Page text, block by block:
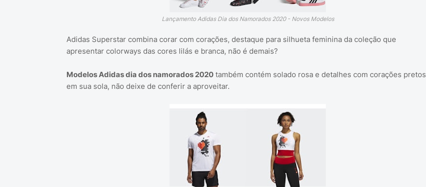
Lançamento Adidas Dia dos Namorados 2020 - Novos Modelos
Adidas Superstar combina corar com corações, destaque para silhueta feminina da coleção que
apresentar colorways das cores lilás e branca, não é demais?
Modelos Adidas dia dos namorados 2020também contém solado rosa e detalhes com corações pretos
em sua sola, não deixe de conferir a aproveitar.